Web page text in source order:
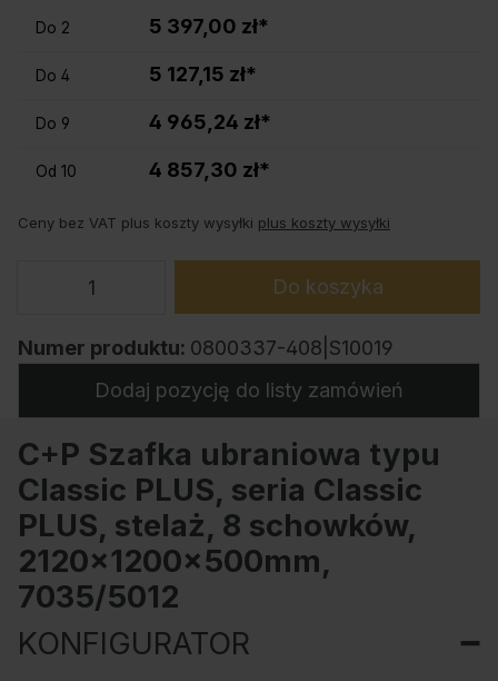
Do 2 5 397,00 zł*
Do 4 5 127,15 zł*
Do 9 4 965,24 zł*
Od 10 4 857,30 zł*
Ceny bez VAT plus koszty wysyłki plus koszty wysyłki
Do koszyka
Numer produktu: 0800337-408|S10019
Dodaj pozycję do listy zamówień
C+P Szafka ubraniowa typu
Classic PLUS, seria Classic
PLUS, stelaż, 8 schowków,
2120x1200x500mm,
7035/5012
KONFIGURATOR